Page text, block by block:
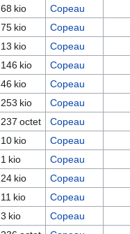
68 kio Copeau
75 kio Copeau
13 kio Copeau
146 kio Copeau
46 kio Copeau
253 kio Copeau
237 octet Copeau
10 kio Copeau
1 kio Copeau
24 kio Copeau
11 kio Copeau
3 kio Copeau